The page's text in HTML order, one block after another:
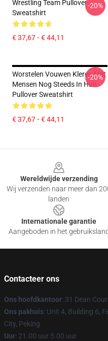
Wrestling Team Pullover
Sweatshirt
€ 37,67 - € 44,11
-20%
Worstelen Vouwen Kleren Met
Mensen Nog Steeds In Hun
Pullover Sweatshirt
€ 37,67 - € 44,11
-20%
Wereldwijde verzending
Wij verzenden naar meer dan
landen
Internationale garantie
Aangeboden in het
Contacteer ons
Ons hoofdkantoor: 31 Dean
Ons pakhuis: Unit 4, Building 6,
City, Peking
Uur: 21.00 uur 5.00 uur